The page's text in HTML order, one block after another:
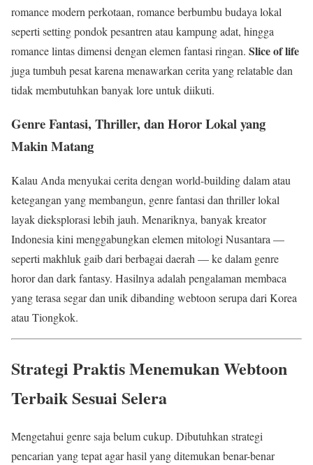
romance modern perkotaan, romance berbumbu budaya lokal
seperti setting pondok pesantren atau kampung adat, hingga
romance lintas dimensi dengan elemen fantasi ringan. Slice of life
juga tumbuh pesat karena menawarkan cerita yang relatable dan
tidak membutuhkan banyak lore untuk diikuti.
Genre Fantasi, Thriller, dan Horor Lokal yang
Makin Matang
Kalau Anda menyukai cerita dengan world-building dalam atau
ketegangan yang membangun, genre fantasi dan thriller lokal
layak dieksplorasi lebih jauh. Menariknya, banyak kreator
Indonesia kini menggabungkan elemen mitologi Nusantara —
seperti makhluk gaib dari berbagai daerah — ke dalam genre
horor dan dark fantasy. Hasilnya adalah pengalaman membaca
yang terasa segar dan unik dibanding webtoon serupa dari Korea
atau Tiongkok.
Strategi Praktis Menemukan Webtoon
Terbaik Sesuai Selera
Mengetahui genre saja belum cukup. Dibutuhkan strategi
pencarian yang tepat agar hasil yang ditemukan benar-benar